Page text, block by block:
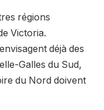
régions
Victoria.
déjà des
Galles du Sud,
du Nord doivent